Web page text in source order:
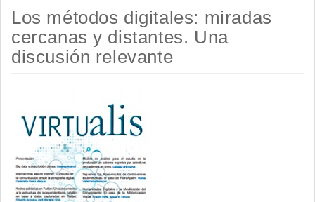
Los métodos digitales: miradas
cercanas y distantes. Una
discusión relevante
lateral
del
artículo